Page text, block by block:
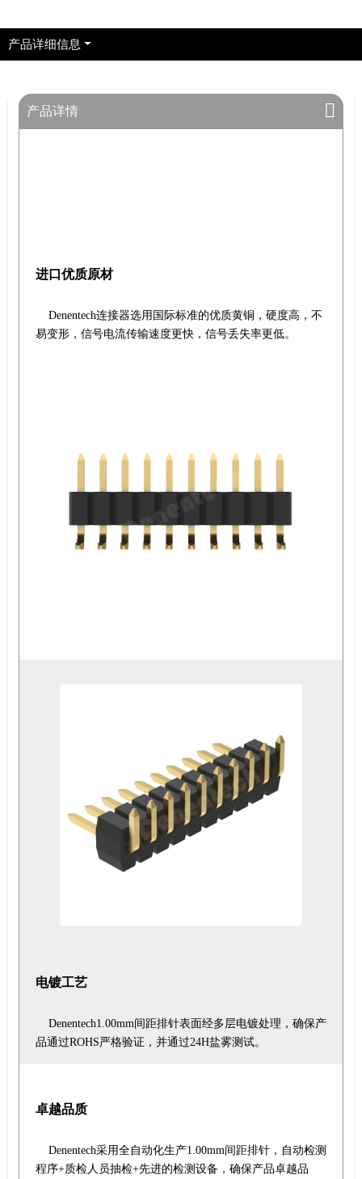
产品详细信息
产品详情
进口优质原材
Denentech连接器选用国际标准的优质黄铜，硬度高，不
易变形，信号电流传输速度更快，信号丢失率更低。
电镀工艺
Denentech1.00mm间距排针表面经多层电镀处理，确保产
品通过ROHS严格验证，并通过24H盐雾测试。
卓越品质
Denentech采用全自动化生产1.00mm间距排针，自动检测
程序+质检人员抽检+先进的检测设备，确保产品卓越品